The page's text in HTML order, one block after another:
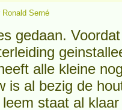
Ronald Serné
gedaan.
alle kleine
is al bezig de
staat al